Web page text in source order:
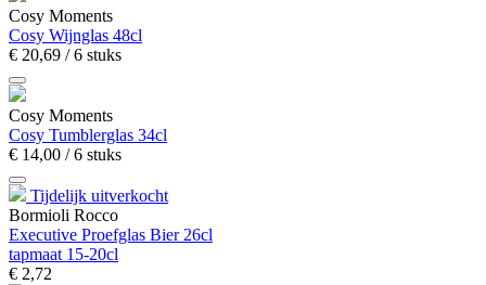
Cosy Moments
Cosy Wijnglas 48cl
€ 20,69 / 6 stuks
Cosy Moments
Cosy Tumblerglas 34cl
€ 14,00 / 6 stuks
Tijdelijk uitverkocht
Bormioli Rocco
Executive Proefglas Bier 26cl
tapmaat 15-20cl
€ 2,72